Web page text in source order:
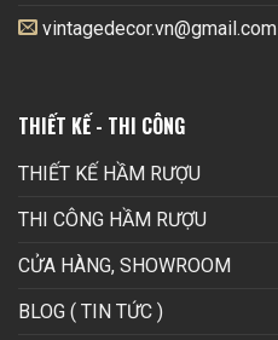
vintagedecor.vn@gmail.com
THIẾT KẾ - THI CÔNG
THIẾT KẾ HẦM RƯỢU
THI CÔNG HẦM RƯỢU
CỬA HÀNG, SHOWROOM
BLOG ( TIN TỨC )